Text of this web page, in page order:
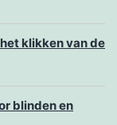
klikken van de
blinden en